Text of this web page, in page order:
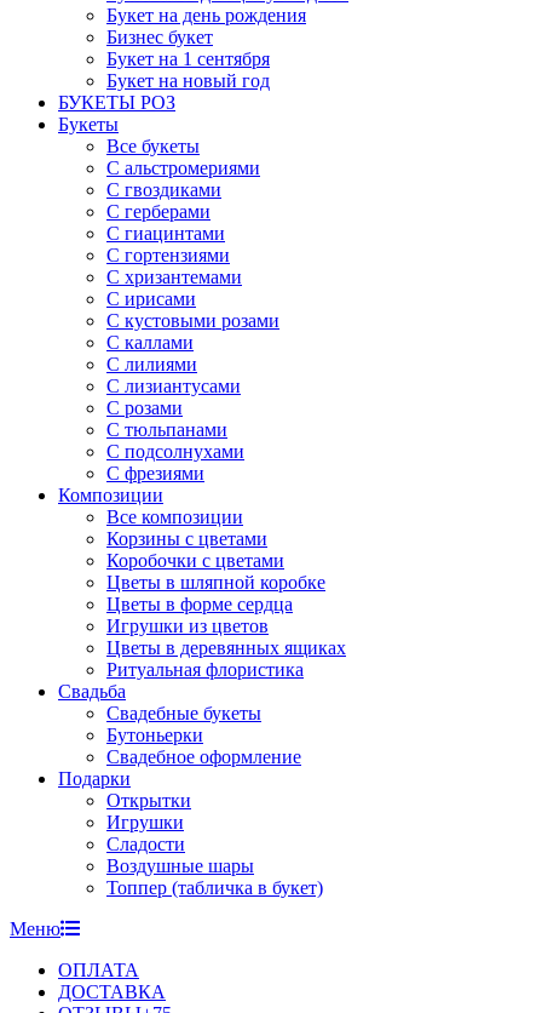
Букет на день рождения
Бизнес букет
Букет на 1 сентября
Букет на новый год
БУКЕТЫ РОЗ
Букеты
Все букеты
С альстромериями
С гвоздиками
С герберами
С гиацинтами
С гортензиями
С хризантемами
С ирисами
С кустовыми розами
С каллами
С лилиями
С лизиантусами
С розами
С тюльпанами
С подсолнухами
С фрезиями
Композиции
Все композиции
Корзины с цветами
Коробочки с цветами
Цветы в шляпной коробке
Цветы в форме сердца
Игрушки из цветов
Цветы в деревянных ящиках
Ритуальная флористика
Свадьба
Свадебные букеты
Бутоньерки
Свадебное оформление
Подарки
Открытки
Игрушки
Сладости
Воздушные шары
Топпер (табличка в букет)
Меню
ОПЛАТА
ДОСТАВКА